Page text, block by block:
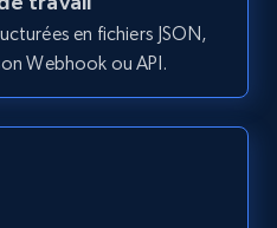
Address,
Bedrooms,
en fichiers JSON,
Webhook ou API.